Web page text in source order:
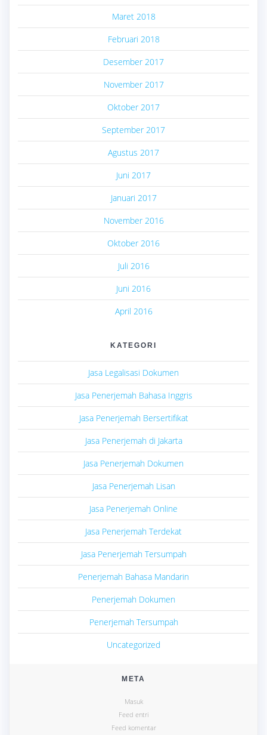
Maret 2018
Februari 2018
Desember 2017
November 2017
Oktober 2017
September 2017
Agustus 2017
Juni 2017
Januari 2017
November 2016
Oktober 2016
Juli 2016
Juni 2016
April 2016
KATEGORI
Jasa Legalisasi Dokumen
Jasa Penerjemah Bahasa Inggris
Jasa Penerjemah Bersertifikat
Jasa Penerjemah di Jakarta
Jasa Penerjemah Dokumen
Jasa Penerjemah Lisan
Jasa Penerjemah Online
Jasa Penerjemah Terdekat
Jasa Penerjemah Tersumpah
Penerjemah Bahasa Mandarin
Penerjemah Dokumen
Penerjemah Tersumpah
Uncategorized
META
Masuk
Feed entri
Feed komentar